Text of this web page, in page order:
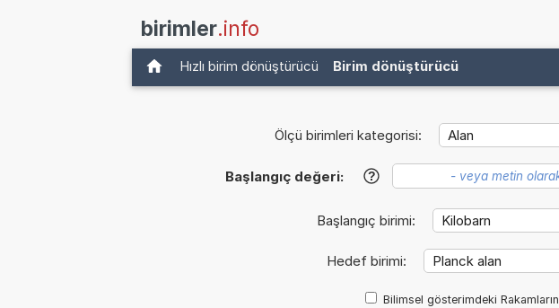
birimler.info
Hızlı birim dönüştürücü Birim dönüştürücü
Ölçü birimleri kategorisi:
Başlangıç değeri: ?
Başlangıç birimi:
Hedef birimi:
Bilimsel gösterimdeki Rakamların